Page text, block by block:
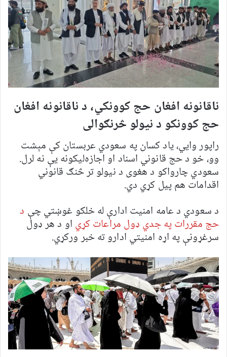
ناقانونه افغان حج کوونکي، د ناقانونه افغان
حج کوونکو د نیولو څرنګوالی
راپور وایي، یاد کسان په سعودي عربستان کې مېشت
وو، خو د حج قانوني اسناد او اجازه‌لیکونه یې نه لرل.
سعودي چارواکو د هغوی د نیولو تر څنګ قانوني
اقدامات هم پیل کړي دي.
د سعودي د عامه امنیت ادارې له خلکو غوښتي چې د
حج مقررات په جدي ډول مراعات کړي او د هر ډول
سرغړونې په اړه امنیتي ادارو ته خبر ورکړي.